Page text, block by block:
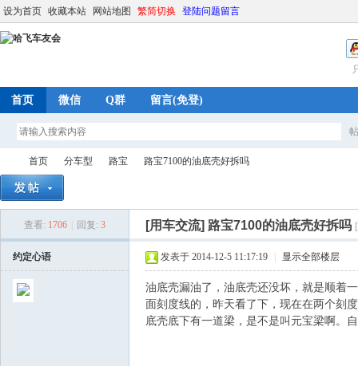
设为首页 收藏本站 网站地图 繁简切换 登陆问题留言
首页 微信 Q群 留言(免登)
首页
›
分车型
›
路宝 路宝7100的油底壳好拆吗
查看: 1706 回复: 3 [用车交流] 路宝7100的油底壳好拆吗
约定心语 发表于 2014-12-5 11:17:19 显示全部楼层
油底壳漏油了，油底壳还没坏，就是顺着
面刻度线的，昨天看了下，现在在两个刻
底壳底下有一道梁，是不是叫元宝梁啊。